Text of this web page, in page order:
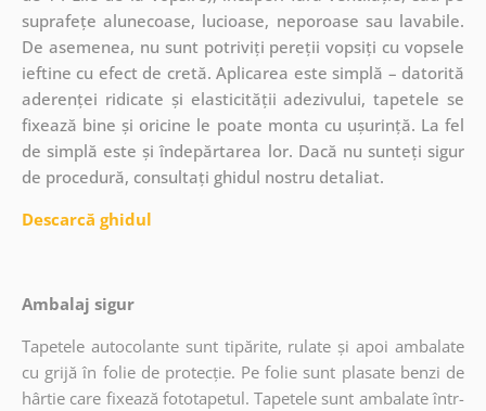
suprafețe alunecoase, lucioase, neporoase sau lavabile.
De asemenea, nu sunt potriviți pereții vopsiți cu vopsele
ieftine cu efect de cretă. Aplicarea este simplă – datorită
aderenței ridicate și elasticității adezivului, tapetele se
fixează bine și oricine le poate monta cu ușurință. La fel
de simplă este și îndepărtarea lor. Dacă nu sunteți sigur
de procedură, consultați ghidul nostru detaliat.
Descarcă ghidul
Ambalaj sigur
Tapetele autocolante sunt tipărite, rulate și apoi ambalate
cu grijă în folie de protecție. Pe folie sunt plasate benzi de
hârtie care fixează fototapetul. Tapetele sunt ambalate într-